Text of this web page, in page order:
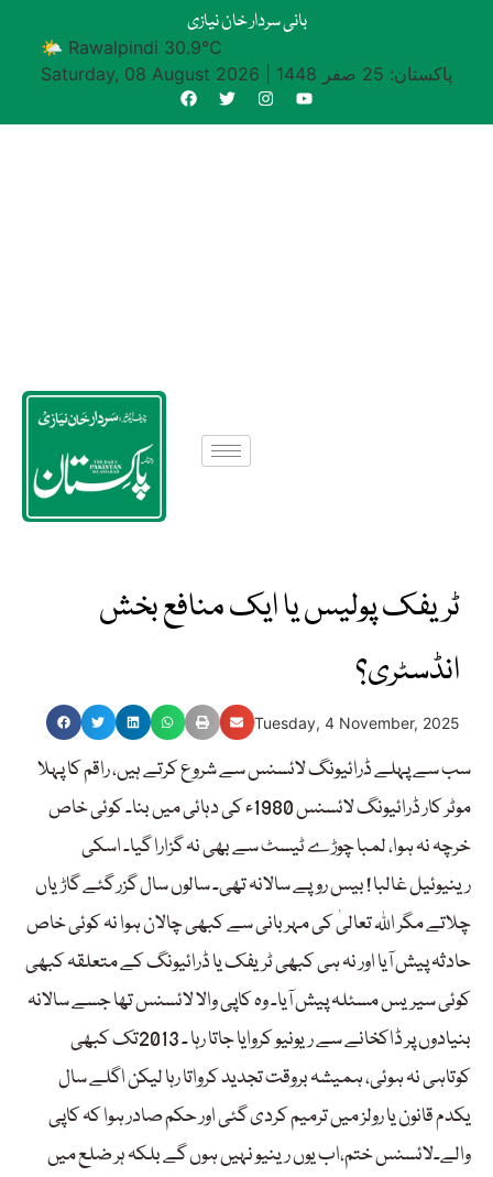
بانی سردار خان نیازی
🌤 Rawalpindi 30.9°C
Saturday, 08 August 2026
پاکستان: 25 صفر 1448
ٹریفک پولیس یا ایک منافع بخش
انڈسٹری؟
Tuesday, 4 November, 2025
سب سے پہلے ڈرائیونگ لائسنس سے شروع کرتے ہیں، راقم کا پہلا
موٹر کار ڈرائیونگ لائسنس 1980ء کی دہائی میں بنا۔ کوئی خاص
خرچہ نہ ہوا، لمبا چوڑے ٹیسٹ سے بھی نہ گزارا گیا۔ اسکی
رینیوئیل غالبا ! بیس روپے سالانہ تھی۔ سالوں سال گزر گئے گاڑیاں
چلاتے مگر اللہ تعالیٰ کی مہربانی سے کبھی چالان ہوا نہ کوئی خاص
حادثہ پیش آیا اور نہ ہی کبھی ٹریفک یا ڈرائیونگ کے متعلقہ کبھی
کوئی سیریس مسئلہ پیش آیا۔ وہ کاپی والا لائسنس تھا جسے سالانہ
بنیادوں پر ڈاکخانے سے ریونیو کروایا جاتا رہا ۔ 2013تک کبھی
کوتاہی نہ ہوئی، ہمیشہ بروقت تجدید کرواتا رہا لیکن اگلے سال
یکدم قانون یا رولز میں ترمیم کردی گئی اور حکم صادر ہوا کہ کاپی
والے۔لائسنس ختم،اب یوں رینیو نہیں ہوں گے بلکہ ہر ضلع میں